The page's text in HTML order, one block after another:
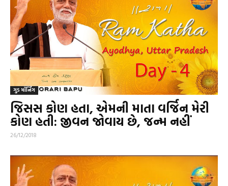
ગુડ મૉર્નિંગ
જિસસ કોણ હતા, એમની માતા વર્જિન મેરી
કોણ હતી: જીવન જોવાય છે, જન્મ નહીં
26/12/2018